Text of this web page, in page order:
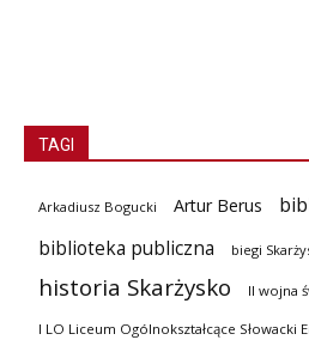
TAGI
Arkadiusz Bogucki Artur Berus
biblioteka publiczna
biegi
historia Skarżysko II wojna
I LO Liceum Ogólnokształcące Słowacki